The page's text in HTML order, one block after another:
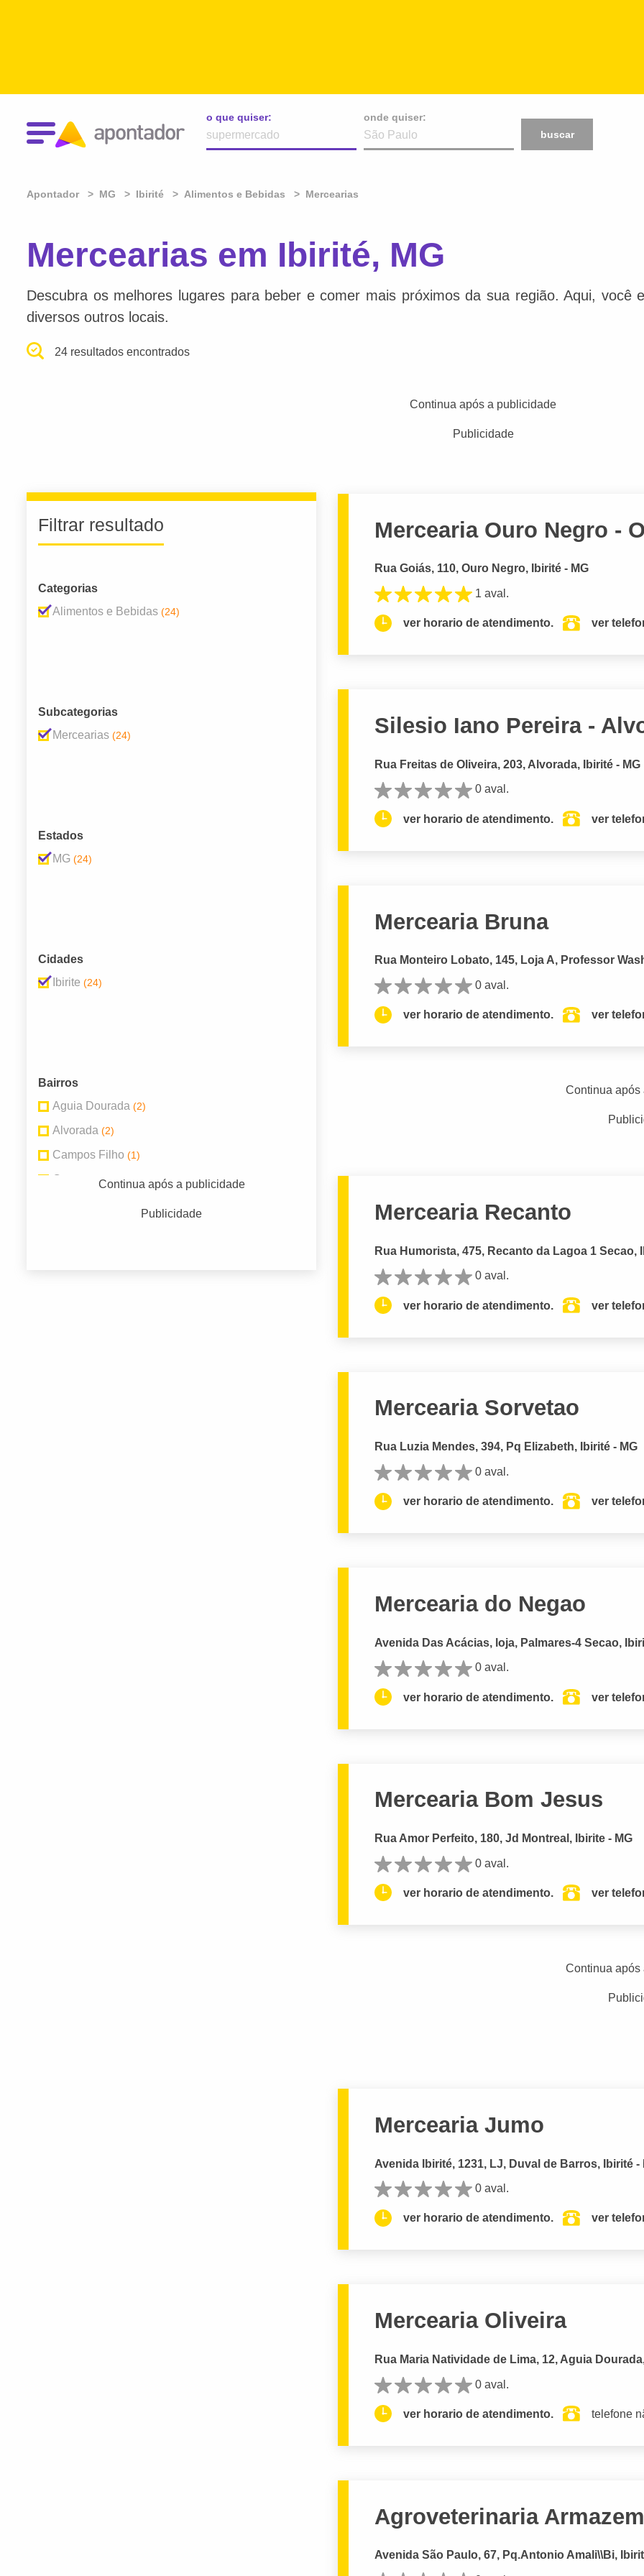
o que quiser:
onde quiser:
buscar
Apontador MG Ibirité Alimentos e Bebidas Mercearias
Mercearias em Ibirité, MG
Descubra os melhores lugares para beber e comer mais próximos da sua região. Aqui, você
diversos outros locais.
24 resultados encontrados
Continua após a publicidade
Publicidade
Filtrar resultado
Categorias
Alimentos e Bebidas (24)
Subcategorias
Mercearias (24)
Estados
MG (24)
Cidades
Ibirite (24)
Bairros
Aguia Dourada (2)
Alvorada (2)
Campos Filho (1)
Centro (1)Continua após a publicidade
Publicidade
Mercearia Ouro Negro -
Rua Goiás, 110, Ouro Negro, Ibirité - MG
1 aval.
ver horario de atendimento. ver
Silesio Iano Pereira -
Rua Freitas de Oliveira, 203, Alvorada, Ibirité - MG
0 aval.
ver horario de atendimento. ver
Mercearia Bruna
Rua Monteiro Lobato, 145, Loja A, Professor
0 aval.
ver horario de atendimento. ver
Continua após
Mercearia Recanto
Rua Humorista, 475, Recanto da Lagoa 1 Secao,
0 aval.
ver horario de atendimento. ver
Mercearia Sorvetao
Rua Luzia Mendes, 394, Pq Elizabeth, Ibirité - MG
0 aval.
ver horario de atendimento. ver
Mercearia do Negao
Avenida Das Acácias, loja, Palmares-4 Secao,
0 aval.
ver horario de atendimento. ver
Mercearia Bom Jesus
Rua Amor Perfeito, 180, Jd Montreal, Ibirite - MG
0 aval.
ver horario de atendimento. ver
Continua após
Mercearia Jumo
Avenida Ibirité, 1231, LJ, Duval de Barros, Ibirité -
0 aval.
ver horario de atendimento. ver
Mercearia Oliveira
Rua Maria Natividade de Lima, 12, Aguia
0 aval.
ver horario de atendimento. telefone
Agroveterinaria
Avenida São Paulo, 67, Pq.Antonio Amali\\Bi,